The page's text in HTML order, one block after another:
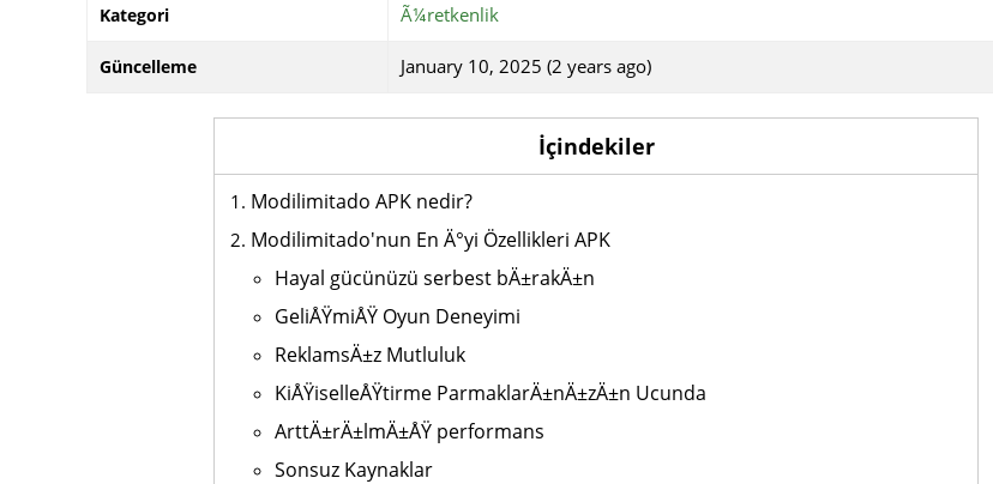
Kategori Ã¼retkenlik
Güncelleme January 10, 2025 (2 years ago)
İçindekiler
Modilimitado APK nedir?
Modilimitado'nun En Ä°yi Özellikleri APK
Hayal gücünüzü serbest bÄ±rakÄ±n
GeliÅŸmiÅŸ Oyun Deneyimi
ReklamsÄ±z Mutluluk
KiÅŸiselleÅŸtirme ParmaklarÄ±nÄ±zÄ±n Ucunda
ArttÄ±rÄ±lmÄ±ÅŸ performans
Sonsuz Kaynaklar